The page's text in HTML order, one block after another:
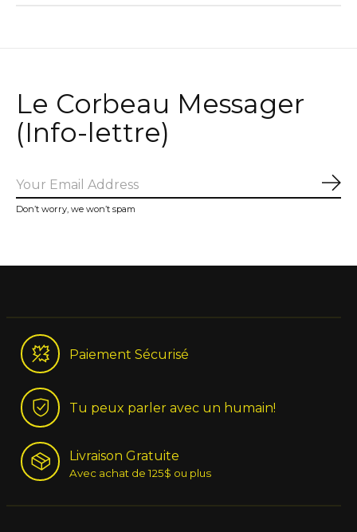
Le Corbeau Messager
(Info-lettre)
Don’t worry, we won’t spam
Paiement Sécurisé
Tu peux parler avec un humain!
Livraison Gratuite
Avec achat de 125$ ou plus